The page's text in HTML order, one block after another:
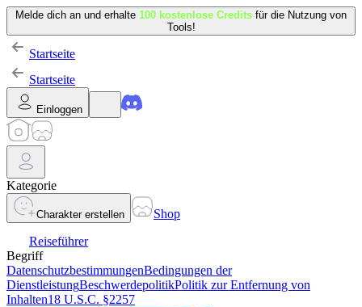
Melde dich an und erhalte 100 kostenlose Credits für die Nutzung von
Tools!
Startseite
Startseite
Einloggen
Kategorie
Charakter erstellen
Shop
Reiseführer
Begriff
DatenschutzbestimmungenBedingungen der
DienstleistungBeschwerdepolitikPolitik zur Entfernung von
Inhalten18 U.S.C. §2257